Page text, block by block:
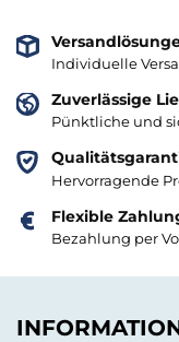
Individuelle
Zuverlässige
Pünktliche und
Hervorragende
Flexible
Bezahlung per